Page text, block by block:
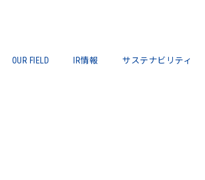
OUR FIELD IR情報 サステナビリティ